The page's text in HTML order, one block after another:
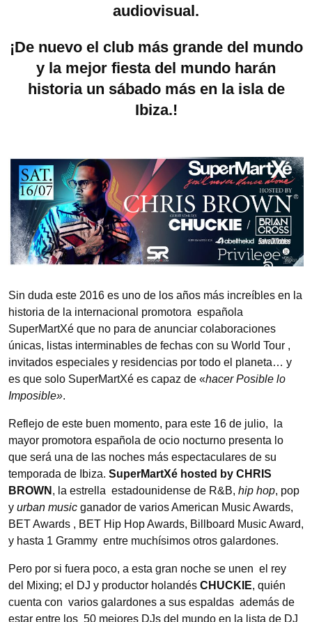
audiovisual.
¡De nuevo el club más grande del mundo
y la mejor fiesta del mundo harán
historia un sábado más en la isla de
Ibiza.!
Sin duda este 2016 es uno de los años más increíbles en la
historia de la internacional promotora española
SuperMartXé que no para de anunciar colaboraciones
únicas, listas interminables de fechas con su World Tour ,
invitados especiales y residencias por todo el planeta… y
es que solo SuperMartXé es capaz de «hacer Posible lo
Imposible».
Reflejo de este buen momento, para este 16 de julio, la
mayor promotora española de ocio nocturno presenta lo
que será una de las noches más espectaculares de su
temporada de Ibiza. SuperMartXé hosted by CHRIS
BROWN , la estrella estadounidense de R&B, hip hop, pop
y urban music ganador de varios American Music Awards,
BET Awards , BET Hip Hop Awards, Billboard Music Award,
y hasta 1 Grammy entre muchísimos otros galardones.
Pero por si fuera poco, a esta gran noche se unen el rey
del Mixing; el DJ y productor holandés CHUCKIE, quién
cuenta con varios galardones a sus espaldas además de
estar entre los 50 mejores DJs del mundo en la lista de DJ